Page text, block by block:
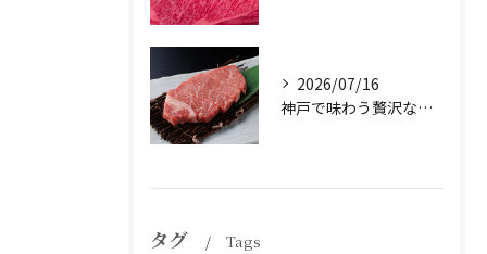
2026/07/16
神戸で味わう贅沢なひとときを。
タグ Tags